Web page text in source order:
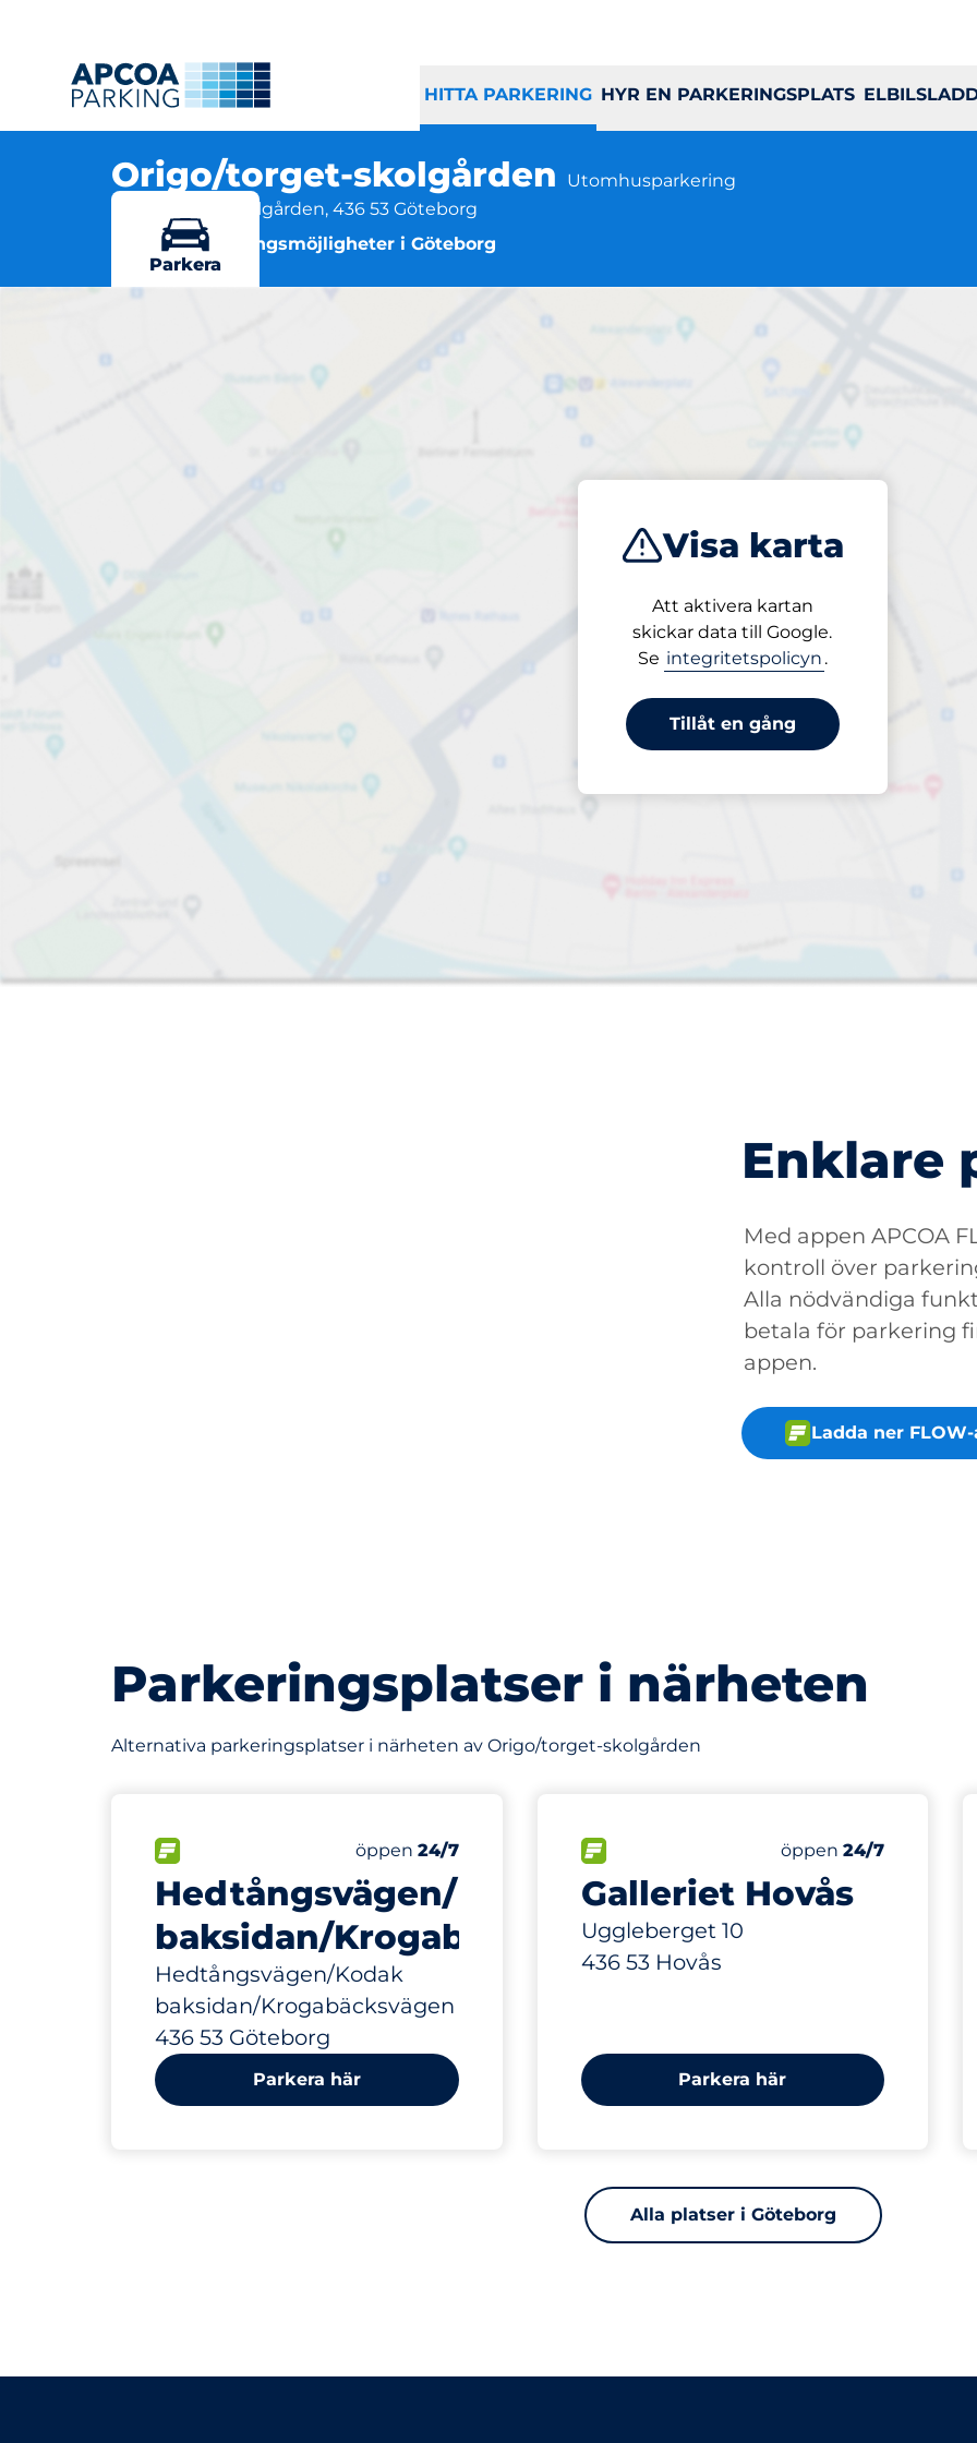
HITTA PARKERING HYR EN PARKERINGSPLATS
Origo/torget-skolgården
Utomhusparkering
Origo/torget-skolgården, 436 53 Göteborg
Flera parkeringsmöjligheter i Göteborg
Visa karta
Att aktivera kartan
skickar data till Google.
Se integritetspolicyn .
Tillåt en gång
Parkera
Origo/torget-
Öppet nu
Enklare
Med appen APCOA
kontroll över
Alla nödvändiga
betala för parkering
appen.
Ladda ner
Parkeringsplatser i närheten
Alternativa parkeringsplatser i närheten av Origo/torget-skolgården
Hedtångsvägen/Kodak
baksidan/Krogabäcksvägen
Hedtångsvägen/Kodak
baksidan/Krogabäcksvägen
436 53 Göteborg
Fredag
öppen 24/7
78 m
Parkera här
Galleriet Hovås
Uggleberget 10
436 53 Hovås
Antal parkeringsplatser:
Totalt antal platser
Fredag
öppen24/7
159 m
Parkera här
Alla platser i Göteborg